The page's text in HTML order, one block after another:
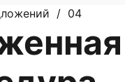
/ 04